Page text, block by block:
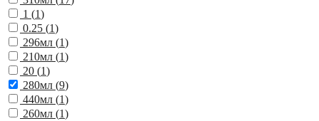
1 (1)
0.25 (1)
296мл (1)
210мл (1)
20 (1)
280мл (9)
440мл (1)
260мл (1)